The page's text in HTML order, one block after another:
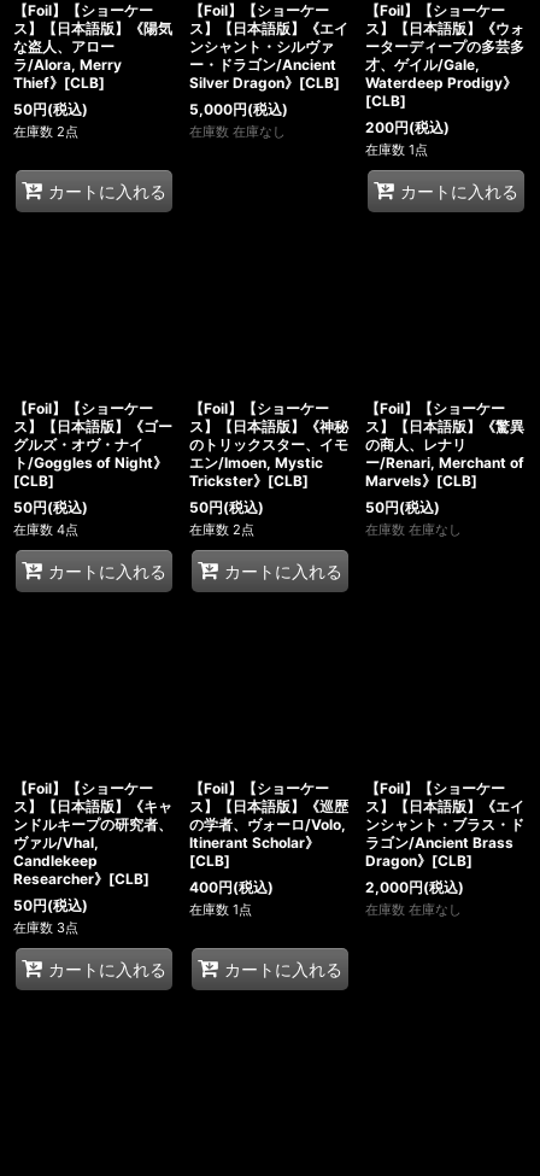
【Foil】【ショーケー
ス】【日本語版】《陽気
な盗人、アロー
ラ/Alora, Merry
Thief》[CLB]
50円(税込)
在庫数 2点
カートに入れる
【Foil】【ショーケー
ス】【日本語版】《エイ
ンシャント・シルヴァ
ー・ドラゴン/Ancient
Silver Dragon》[CLB]
5,000円(税込)
在庫数 在庫なし
【Foil】【ショーケー
ス】【日本語版】《ウォ
ーターディープの多芸多
才、ゲイル/Gale,
Waterdeep Prodigy》
[CLB]
200円(税込)
在庫数 1点
カートに入れる
【Foil】【ショーケー
ス】【日本語版】《ゴー
グルズ・オヴ・ナイ
ト/Goggles of Night》
[CLB]
50円(税込)
在庫数 4点
カートに入れる
【Foil】【ショーケー
ス】【日本語版】《神秘
のトリックスター、イモ
エン/Imoen, Mystic
Trickster》[CLB]
50円(税込)
在庫数 2点
カートに入れる
【Foil】【ショーケー
ス】【日本語版】《驚異
の商人、レナリ
ー/Renari, Merchant of
Marvels》[CLB]
50円(税込)
在庫数 在庫なし
【Foil】【ショーケー
ス】【日本語版】《キャ
ンドルキープの研究者、
ヴァル/Vhal,
Candlekeep
Researcher》[CLB]
50円(税込)
在庫数 3点
カートに入れる
【Foil】【ショーケー
ス】【日本語版】《巡歴
の学者、ヴォーロ/Volo,
Itinerant Scholar》
[CLB]
400円(税込)
在庫数 1点
カートに入れる
【Foil】【ショーケー
ス】【日本語版】《エイ
ンシャント・ブラス・ド
ラゴン/Ancient Brass
Dragon》[CLB]
2,000円(税込)
在庫数 在庫なし